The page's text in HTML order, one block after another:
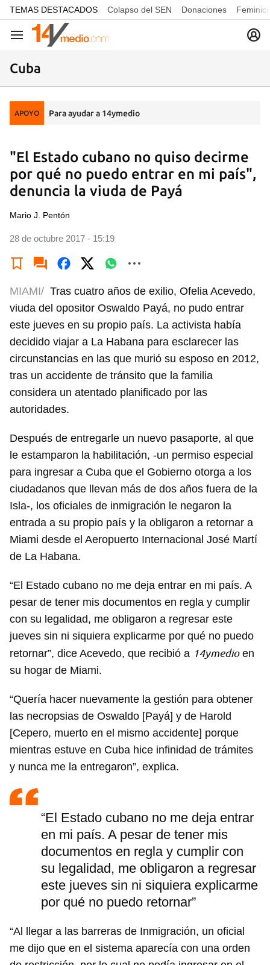
common.go-to-content
TEMAS DESTACADOS Colapso del SEN Donaciones
Navegación
Cuba
APOYO Para ayudar a 14ymedio
"El Estado cubano no quiso decirme
por qué no puedo entrar en mi país",
denuncia la viuda de Payá
Mario J. Pentón
28 de octubre 2017 - 15:19
MIAMI/ Tras cuatro años de exilio, Ofelia Acevedo,
viuda del opositor Oswaldo Payá, no pudo entrar
este jueves en su propio país. La activista había
decidido viajar a La Habana para esclarecer las
circunstancias en las que murió su esposo en 2012,
tras un accidente de tránsito que la familia
considera un atentado planificado por las
autoridades.
Después de entregarle un nuevo pasaporte, al que
le estamparon la habilitación, -un permiso especial
para ingresar a Cuba que el Gobierno otorga a los
ciudadanos que llevan más de dos años fuera de la
Isla-, los oficiales de inmigración le negaron la
entrada a su propio país y la obligaron a retornar a
Miami desde el Aeropuerto Internacional José Martí
de La Habana.
“El Estado cubano no me deja entrar en mi país. A
pesar de tener mis documentos en regla y cumplir
con su legalidad, me obligaron a regresar este
jueves sin ni siquiera explicarme por qué no puedo
retornar”, dice Acevedo, que recibió a 14ymedioen
su hogar de Miami.
“Quería hacer nuevamente la gestión para obtener
las necropsias de Oswaldo [Payá] y de Harold
[Cepero, muerto en el mismo accidente] porque
mientras estuve en Cuba hice infinidad de trámites
y nunca me la entregaron”, explica.
“El Estado cubano no me deja entrar
en mi país. A pesar de tener mis
documentos en regla y cumplir con
su legalidad, me obligaron a regresar
este jueves sin ni siquiera explicarme
por qué no puedo retornar”
“Al llegar a las barreras de Inmigración, un oficial
me dijo que en el sistema aparecía con una orden